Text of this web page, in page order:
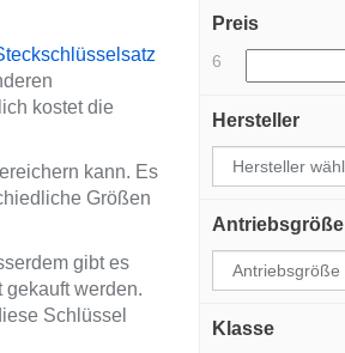
kostet die
kann. Es
Größen
gibt es
gekauft werden.
Schlüssel
Preis
6
Hersteller
Antriebsgröße
Klasse